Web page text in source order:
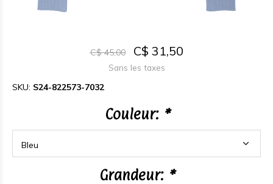
C$ 45,00 C$ 31,50
Sans les taxes
SKU: S24-822573-7032
Couleur: *
Grandeur: *